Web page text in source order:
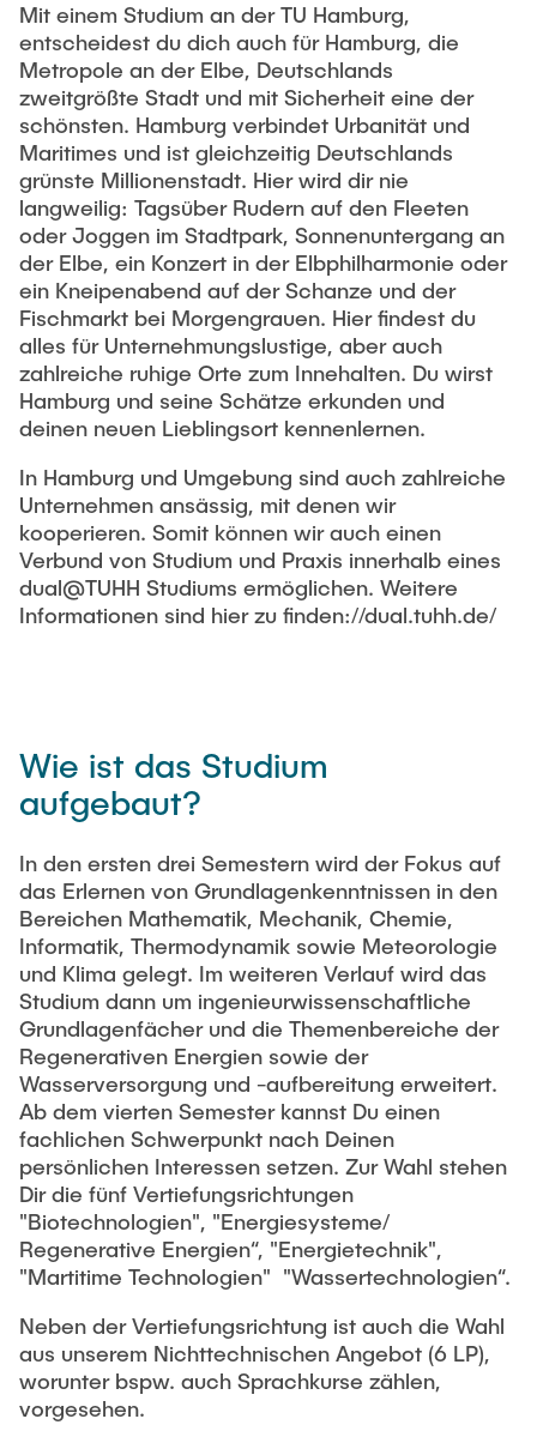
Mit einem Studium an der TU Hamburg,
entscheidest du dich auch für Hamburg, die
Metropole an der Elbe, Deutschlands
zweitgrößte Stadt und mit Sicherheit eine der
schönsten. Hamburg verbindet Urbanität und
Maritimes und ist gleichzeitig Deutschlands
grünste Millionenstadt. Hier wird dir nie
langweilig: Tagsüber Rudern auf den Fleeten
oder Joggen im Stadtpark, Sonnenuntergang an
der Elbe, ein Konzert in der Elbphilharmonie oder
ein Kneipenabend auf der Schanze und der
Fischmarkt bei Morgengrauen. Hier findest du
alles für Unternehmungslustige, aber auch
zahlreiche ruhige Orte zum Innehalten. Du wirst
Hamburg und seine Schätze erkunden und
deinen neuen Lieblingsort kennenlernen.
In Hamburg und Umgebung sind auch zahlreiche
Unternehmen ansässig, mit denen wir
kooperieren. Somit können wir auch einen
Verbund von Studium und Praxis innerhalb eines
dual@TUHH Studiums ermöglichen. Weitere
Informationen sind hier zu finden://dual.tuhh.de/
Wie ist das Studium
aufgebaut?
In den ersten drei Semestern wird der Fokus auf
das Erlernen von Grundlagenkenntnissen in den
Bereichen Mathematik, Mechanik, Chemie,
Informatik, Thermodynamik sowie Meteorologie
und Klima gelegt. Im weiteren Verlauf wird das
Studium dann um ingenieurwissenschaftliche
Grundlagenfächer und die Themenbereiche der
Regenerativen Energien sowie der
Wasserversorgung und -aufbereitung erweitert.
Ab dem vierten Semester kannst Du einen
fachlichen Schwerpunkt nach Deinen
persönlichen Interessen setzen. Zur Wahl stehen
Dir die fünf Vertiefungsrichtungen
"Biotechnologien", "Energiesysteme/
Regenerative Energien“, "Energietechnik",
"Martitime Technologien" "Wassertechnologien“.
Neben der Vertiefungsrichtung ist auch die Wahl
aus unserem Nichttechnischen Angebot (6 LP),
worunter bspw. auch Sprachkurse zählen,
vorgesehen.